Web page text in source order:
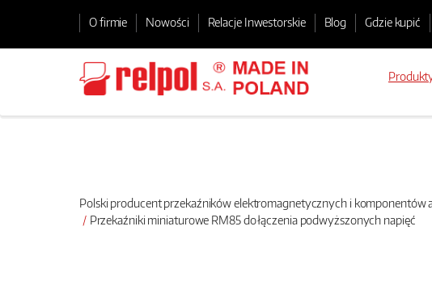
O firmie Nowości Relacje Inwestorskie Blog Gdzie kupić
Polski producent przekaźników elektromagnetycznych i komponentów
Przekaźniki miniaturowe RM85 do łączenia podwyższonych napięć